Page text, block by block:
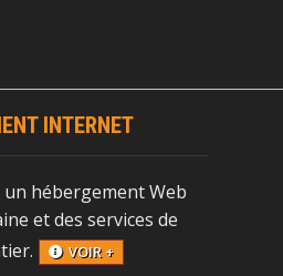
INTERNET
hébergement Web
et des services de
VOIR +